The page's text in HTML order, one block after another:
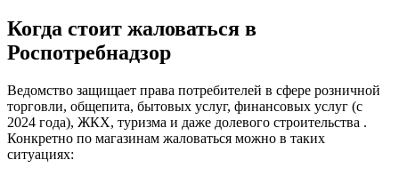
Когда стоит жаловаться в
Роспотребнадзор
Ведомство защищает права потребителей в сфере розничной
торговли, общепита, бытовых услуг, финансовых услуг (с
2024 года), ЖКХ, туризма и даже долевого строительства .
Конкретно по магазинам жаловаться можно в таких
ситуациях: